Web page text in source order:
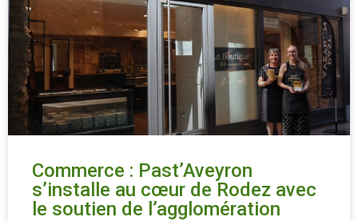
Commerce : Past’Aveyron
s’installe au cœur de Rodez avec
le soutien de l’agglomération